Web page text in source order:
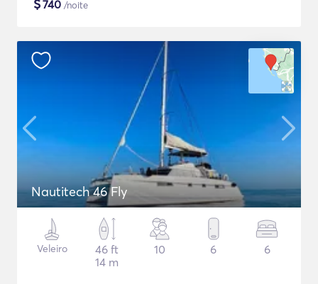
$740 /noite
Nautitech 46 Fly
Veleiro
46 ft
14 m
10 6 6